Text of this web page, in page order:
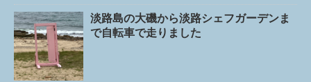
淡路島の大磯から淡路シェフガーデンま
で自転車で走りました